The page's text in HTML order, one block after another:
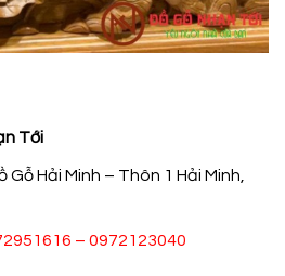
Tới
Hải Minh – Thôn 1 Hải Minh,
– 0972123040